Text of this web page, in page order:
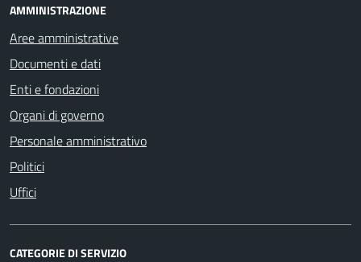
AMMINISTRAZIONE
Aree amministrative
Documenti e dati
Enti e fondazioni
Organi di governo
Personale amministrativo
Politici
Uffici
CATEGORIE DI SERVIZIO